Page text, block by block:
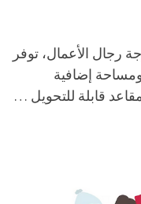
رجال الأعمال، توفر
إضافية
قابلة للتحويل …